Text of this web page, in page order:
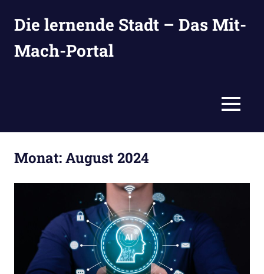
InhaltDie lernende Stadt – Das Mit-
Mach-Portal
MENÜ
Monat:August 2024